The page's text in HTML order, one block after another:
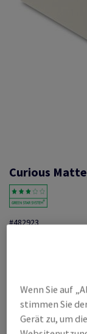
Curious
#482923
Curious Matter C5
Haftklebestreifen,
Weitere
Listenpreis
€ 738,33 21,57%
Wenn Sie auf
stimmen Sie
Gerät zu, um